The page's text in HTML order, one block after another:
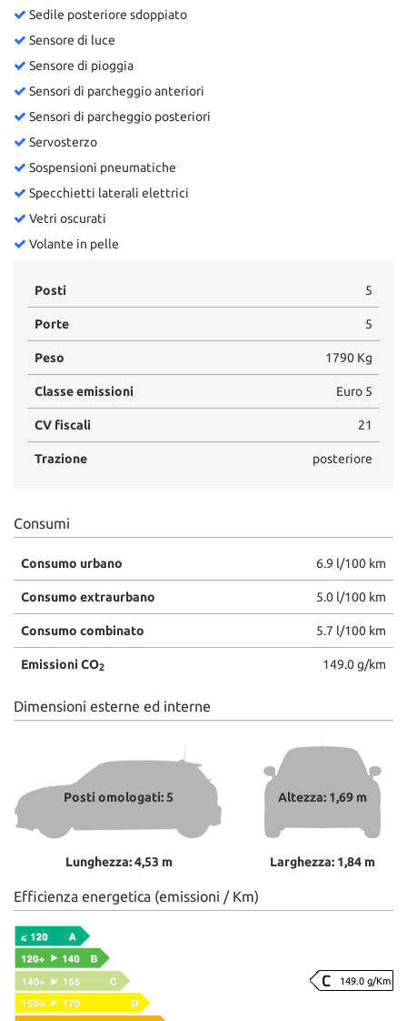
Sedile posteriore sdoppiato
Sensore di luce
Sensore di pioggia
Sensori di parcheggio anteriori
Sensori di parcheggio posteriori
Servosterzo
Sospensioni pneumatiche
Specchietti laterali elettrici
Vetri oscurati
Volante in pelle
Posti 5
Porte 5
Peso 1790 Kg
Classe emissioni Euro 5
CV fiscali 21
Trazione posteriore
Consumi
Consumo urbano 6.9 l/100 km
Consumo extraurbano 5.0 l/100 km
Consumo combinato 5.7 l/100 km
Emissioni CO2 149.0 g/km
Dimensioni esterne ed interne
Posti omologati: 5
Lunghezza: 4,53 m
Altezza: 1,69 m
Larghezza: 1,84 m
Efficienza energetica (emissioni / Km)
149.0 g/Km